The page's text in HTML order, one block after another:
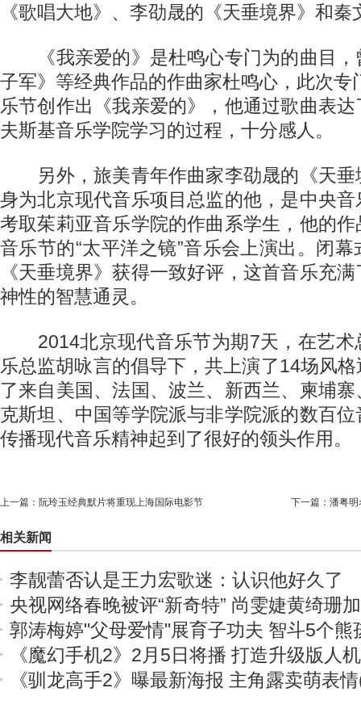
《歌唱大地》、李劭晟的《天垂境界》和
《我亲爱的》是杜鸣心专门为的曲目，
子军》等经典作品的作曲家杜鸣心，此次专
乐节创作出《我亲爱的》，他通过歌曲表
夫斯基音乐学院学习的过程，十分感人。
另外，旅美青年作曲家李劭晟的《天垂
身为北京现代音乐项目总监的他，是中央
考取茱莉亚音乐学院的作曲系学生，他的
音乐节的“太平洋之镜”音乐会上演出。闭
《天垂境界》获得一致好评，这首音乐充
神性的智慧通灵。
2014北京现代音乐节为期7天，在艺术
乐总监胡咏言的倡导下，共上演了14场风
了来自美国、法国、波兰、新西兰、柬埔
克斯坦、中国等学院派与非学院派的数百
传播现代音乐精神起到了很好的领头作用。
上一篇： 阮玲玉经典默片将重现上海国际电影节 下一篇： 潘粤明
相关新闻
李靓蕾否认是王力宏歌迷：认识他好久了
央视网络春晚被评“新奇特” 尚雯婕黄绮珊
郭涛梅婷"父母爱情"展育子功夫 智斗5个熊
《魔幻手机2》2月5日将播 打造升级版人
《驯龙高手2》曝最新海报 主角露卖萌表